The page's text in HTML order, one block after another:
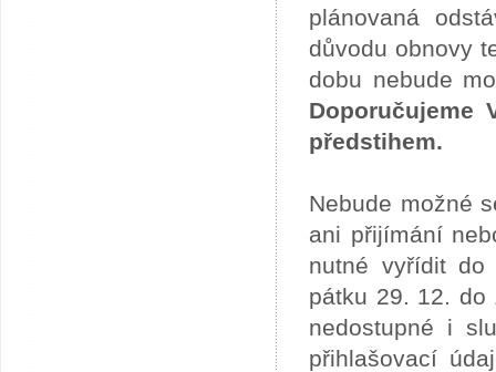
plánovaná
důvodu obnovy
dobu nebude
Doporučujeme
předstihem.
Nebude možné
ani přijímání
nutné vyřídit do
pátku 29. 12. do
nedostupné i
přihlašovací